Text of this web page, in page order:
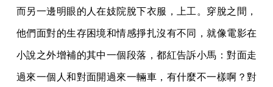
而另一邊明眼的人在妓院脫下衣服，上工。穿脫之間，
他們面對的生存困境和情感掙扎沒有不同，就像電影在
小說之外增補的其中一個段落，都紅告訴小馬：對面走
過來一個人和對面開過來一輛車，有什麼不一樣啊？對